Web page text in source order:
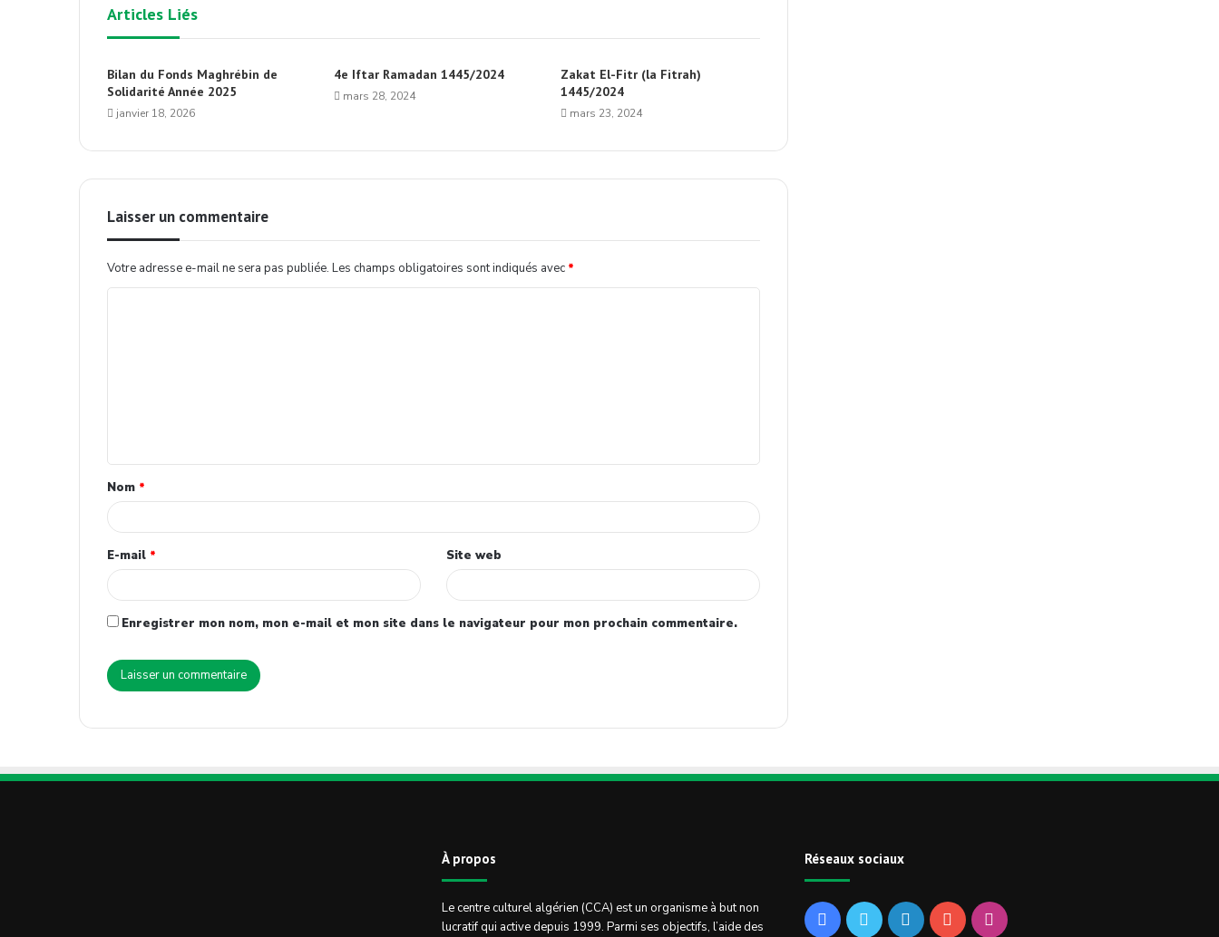
Articles Liés
Bilan du Fonds Maghrébin de
Solidarité Année 2025
janvier 18, 2026
4e Iftar Ramadan 1445/2024
mars 28, 2024
Zakat El-Fitr (la Fitrah)
1445/2024
mars 23, 2024
Laisser un commentaire
Votre adresse e-mail ne sera pas publiée. Les champs obligatoires sont indiqués avec *
Nom *
E-mail * Site web
Enregistrer mon nom, mon e-mail et mon site dans le navigateur pour mon prochain commentaire.
À propos
Le centre culturel algérien (CCA) est un organisme à but non
lucratif qui active depuis 1999. Parmi ses objectifs, l’aide des
Réseaux sociaux
FacebookTwitterLinkedinYouTubeInstagram